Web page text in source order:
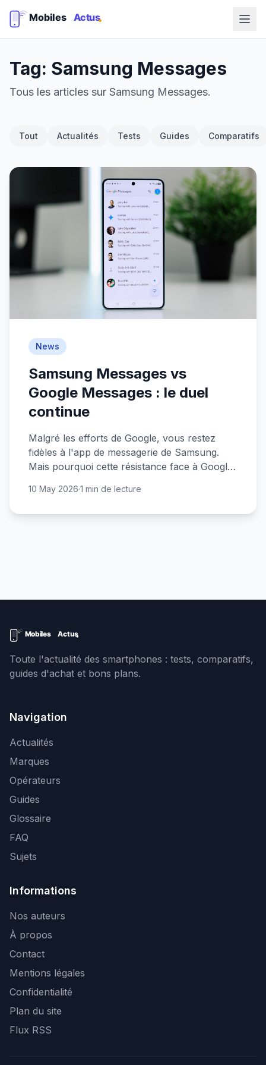
Tag: Samsung Messages
Tous les articles sur Samsung Messages.
Tout Actualités Tests Guides Comparatifs
News
Samsung Messages vs
Google Messages : le duel
continue
Malgré les efforts de Google, vous restez
fidèles à l'app de messagerie de Samsung.
Mais pourquoi cette résistance face à Google
10 May 2026·1 min de lecture
Toute l'actualité des smartphones : tests, comparatifs,
guides d'achat et bons plans.
Navigation
Actualités
Marques
Opérateurs
Guides
Glossaire
FAQ
Sujets
Informations
Nos auteurs
À propos
Contact
Mentions légales
Confidentialité
Plan du site
Flux RSS